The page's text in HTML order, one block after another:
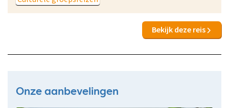
Bekijk deze reis
Onze aanbevelingen